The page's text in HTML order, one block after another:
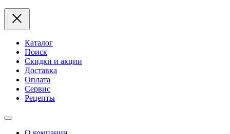
Каталог
Поиск
Скидки и акции
Доставка
Оплата
Сервис
Рецепты